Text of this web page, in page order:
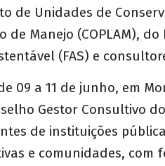
de Unidades de
de Manejo (COPLAM), do
(FAS) e
09 a 11 de junho, em
Gestor Consultivo
de instituições
e comunidades, com